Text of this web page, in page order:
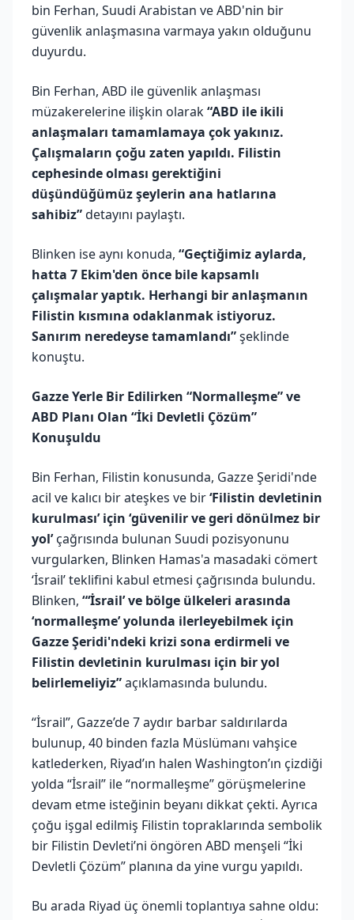
bin Ferhan, Suudi Arabistan ve ABD'nin bir
güvenlik anlaşmasına varmaya yakın olduğunu
duyurdu.
Bin Ferhan, ABD ile güvenlik anlaşması
müzakerelerine ilişkin olarak“ABD ile ikili
anlaşmaları tamamlamaya çok yakınız.
Çalışmaların çoğu zaten yapıldı. Filistin
cephesinde olması gerektiğini
düşündüğümüz şeylerin ana hatlarına
sahibiz”detayını paylaştı.
Blinken ise aynı konuda, “Geçtiğimiz aylarda,
hatta 7 Ekim'den önce bile kapsamlı
çalışmalar yaptık. Herhangi bir anlaşmanın
Filistin kısmına odaklanmak istiyoruz.
Sanırım neredeyse tamamlandı”şeklinde
konuştu.
Gazze Yerle Bir Edilirken “Normalleşme” ve
ABD Planı Olan “İki Devletli Çözüm”
Konuşuldu
Bin Ferhan, Filistin konusunda, Gazze Şeridi'nde
acil ve kalıcı bir ateşkes ve bir‘Filistin devletinin
kurulması’ için ‘güvenilir ve geri dönülmez bir
yol’çağrısında bulunan Suudi pozisyonunu
vurgularken, Blinken Hamas'a masadaki cömert
‘İsrail’ teklifini kabul etmesi çağrısında bulundu.
Blinken, “‘İsrail’ ve bölge ülkeleri arasında
‘normalleşme’ yolunda ilerleyebilmek için
Gazze Şeridi'ndeki krizi sona erdirmeli ve
Filistin devletinin kurulması için bir yol
belirlemeliyiz”açıklamasında bulundu.
“İsrail”, Gazze’de 7 aydır barbar saldırılarda
bulunup, 40 binden fazla Müslümanı vahşice
katlederken, Riyad’ın halen Washington’ın çizdiği
yolda “İsrail” ile “normalleşme” görüşmelerine
devam etme isteğinin beyanı dikkat çekti. Ayrıca
çoğu işgal edilmiş Filistin topraklarında sembolik
bir Filistin Devleti’ni öngören ABD menşeli “İki
Devletli Çözüm” planına da yine vurgu yapıldı.
Bu arada Riyad üç önemli toplantıya sahne oldu: